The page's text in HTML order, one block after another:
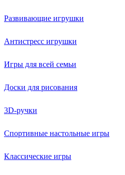
Развивающие игрушки
Антистресс игрушки
Игры для всей семьи
Доски для рисования
3D-ручки
Спортивные настольные игры
Классические игры